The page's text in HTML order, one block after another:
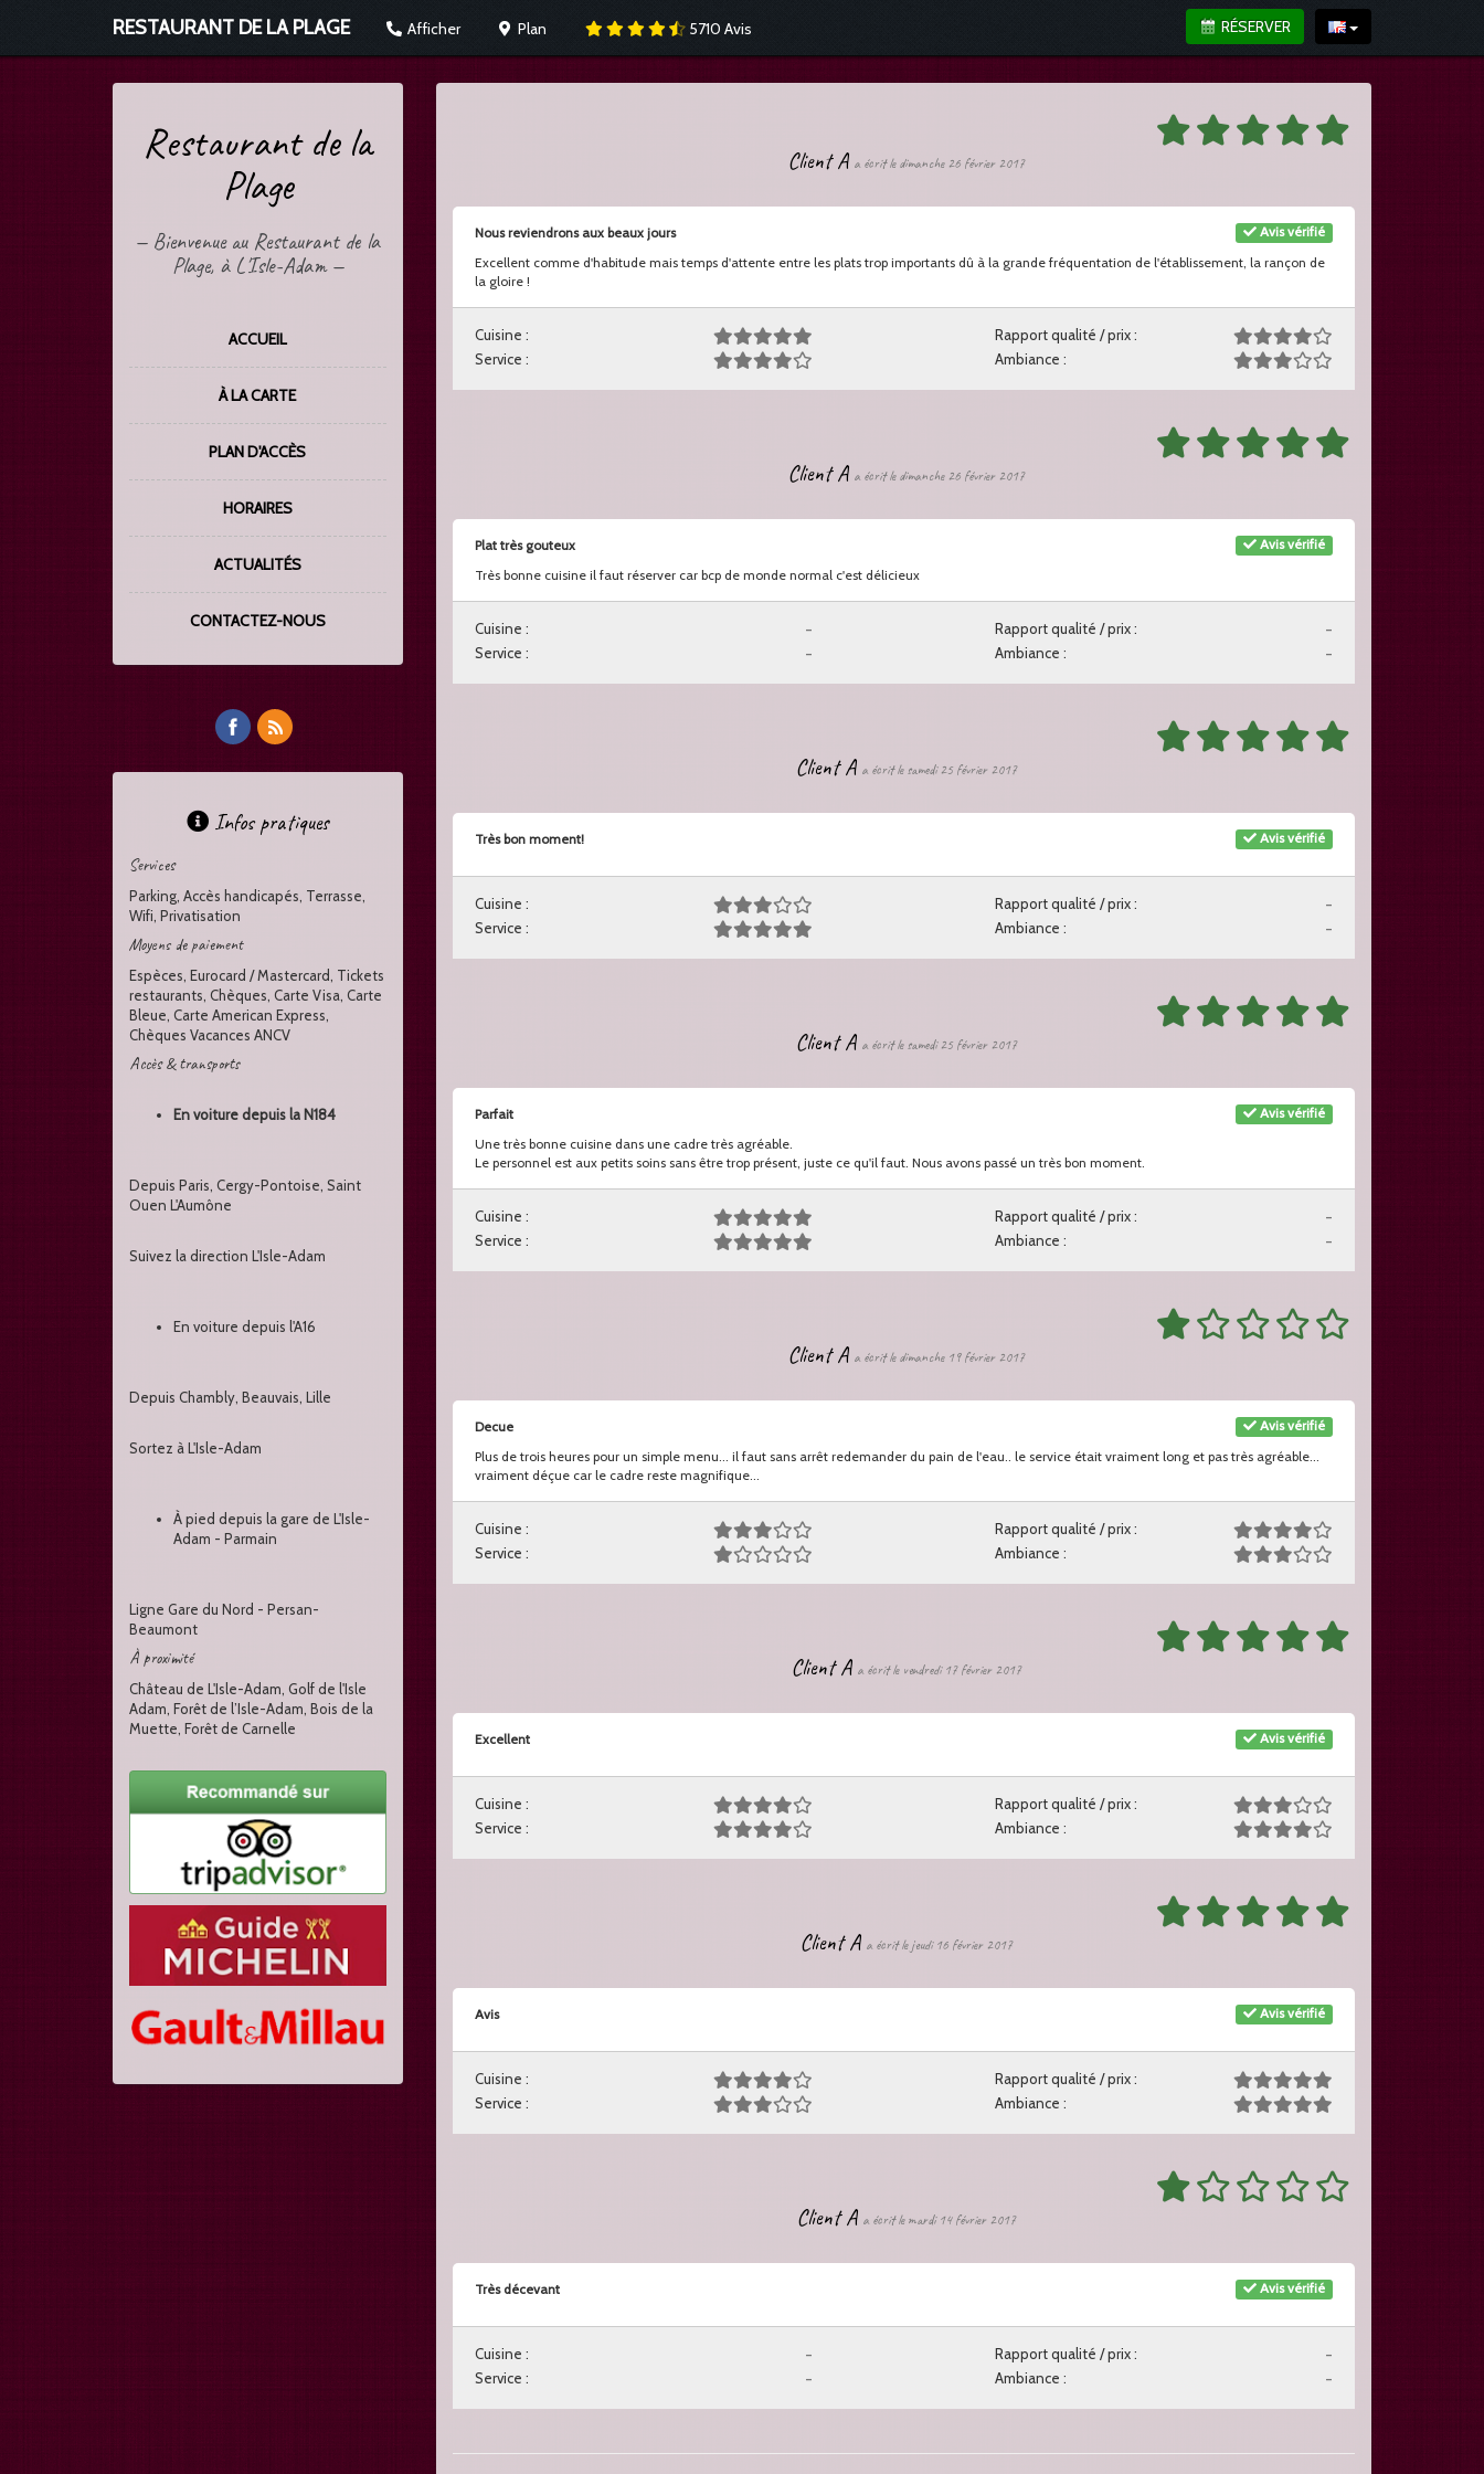
RÉSERVER
RESTAURANT DE LA PLAGE Afficher Plan 5710 Avis
Restaurant de la
Plage
—Bienvenue au Restaurant de la
Plage, à L'Isle-Adam —
ACCUEIL
À LA CARTE
PLAN D'ACCÈS
HORAIRES
ACTUALITÉS
CONTACTEZ-NOUS
Infos pratiques
Services
Parking, Accès handicapés, Terrasse,
Wifi, Privatisation
Moyens de paiement
Espèces, Eurocard / Mastercard, Tickets
restaurants, Chèques, Carte Visa, Carte
Bleue, Carte American Express,
Chèques Vacances ANCV
Accès & transports
En voiture depuis la N184
Depuis Paris, Cergy-Pontoise, Saint
Ouen L'Aumône
Suivez la direction L'Isle-Adam
En voiture depuis l'A16
Depuis Chambly, Beauvais, Lille
Sortez à L'Isle-Adam
À pied depuis la gare de L'Isle-
Adam - Parmain
Ligne Gare du Nord - Persan-
Beaumont
À proximité
Château de L'Isle-Adam, Golf de l'Isle
Adam, Forêt de l’Isle-Adam, Bois de la
Muette, Forêt de Carnelle
Client A a écrit le dimanche 26 février 2017
Avis vérifié
Nous reviendrons aux beaux jours
Excellent comme d'habitude mais temps d'attente entre les plats trop importants dû à la grande fréquentation de l'établissement, la rançon de
la gloire !
Cuisine :
Rapport qualité / prix :
Service :
Ambiance :
Client A a écrit le dimanche 26 février 2017
Avis vérifié
Plat très gouteux
Très bonne cuisine il faut réserver car bcp de monde normal c'est délicieux
-
Cuisine : -
Rapport qualité / prix :
-
Service : -
Ambiance :
Client A a écrit le samedi 25 février 2017
Avis vérifié
Très bon moment!
Cuisine : -
Rapport qualité / prix :
Service :
-
Ambiance :
Client A a écrit le samedi 25 février 2017
Avis vérifié
Parfait
Une très bonne cuisine dans une cadre très agréable.
Le personnel est aux petits soins sans être trop présent, juste ce qu'il faut. Nous avons passé un très bon moment.
Cuisine : -
Rapport qualité / prix :
Service :
-
Ambiance :
Client A a écrit le dimanche 19 février 2017
Avis vérifié
Decue
Plus de trois heures pour un simple menu... il faut sans arrêt redemander du pain de l'eau.. le service était vraiment long et pas très agréable...
vraiment déçue car le cadre reste magnifique...
Cuisine :
Rapport qualité / prix :
Service :
Ambiance :
Client A a écrit le vendredi 17 février 2017
Avis vérifié
Excellent
Cuisine :
Rapport qualité / prix :
Service :
Ambiance :
Client A a écrit le jeudi 16 février 2017
Avis vérifié
Avis
Cuisine :
Rapport qualité / prix :
Service :
Ambiance :
Client A a écrit le mardi 14 février 2017
Avis vérifié
Très décevant
-
Cuisine : -
Rapport qualité / prix :
-
Service : -
Ambiance :